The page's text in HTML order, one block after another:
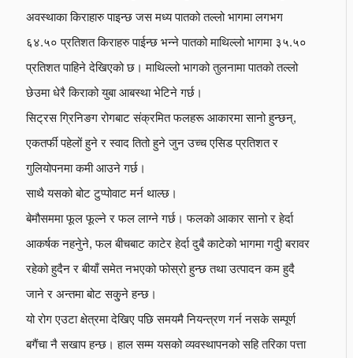
अवस्थाका किराहारु पाइन्छ जस मध्य पातको तल्लो भागमा लगभग
६४.५० प्रतिशत किराहरु पाईन्छ भन्ने पातको माथिल्लो भागमा ३५.५०
प्रतिशत पाहिने देखिएको छ। माथिल्लो भागको तुलनामा पातको तल्लो
छेउमा धेरै किराको युबा आबस्था भेटिने गर्छ।
सिट्रस ग्रिनिङग रोगबाट संक्रमित फलहरू आकारमा सानो हुन्छन्,
एकतर्फी पहेलों हुने र स्वाद तितो हुने जुन उच्च एसिड प्रतिशत र
गुलियोपनमा कमी आउने गर्छ।
साथै यसको बोट टुप्पोवाट मर्न थाल्छ।
बेमौसममा फूल फूल्ने र फल लाग्ने गर्छ। फलको आकार सानो र हेर्दा
आकर्षक नहनेुने, फल बीचबाट काटेर हेर्दा दुबै काटेको भागमा गदुी बरावर
रहेको हुदैन र बीयाँ समेत नभएको फोस्रो हुन्छ तथा उत्पादन कम हुदै
जाने र अन्तमा बोट सकु्ने हन्छ।
यो रोग एउटा क्षेत्रमा देखिए पछि समयमै नियन्त्रण गर्न नसके सम्पूर्ण
बगैंचा नै सखाप हन्छ। हाल सम्म यसको व्यवस्थापनको सहि तरिका पत्ता